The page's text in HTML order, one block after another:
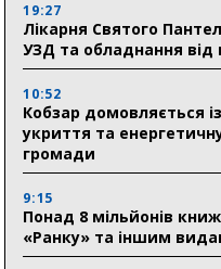
19:27
Лікарня Святого
УЗД та обладнання від
10:52
Кобзар домовляється
укриття та
громади
9:15
Понад 8 мільйонів
«Ранку» та іншим